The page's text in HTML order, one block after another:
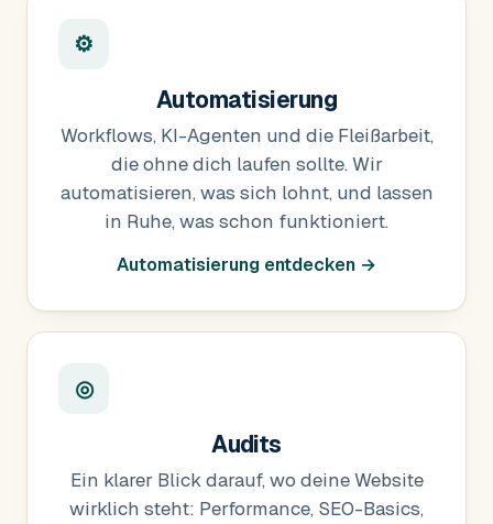
⚙
Automatisierung
Workflows, KI-Agenten und die Fleißarbeit,
die ohne dich laufen sollte. Wir
automatisieren, was sich lohnt, und lassen
in Ruhe, was schon funktioniert.
Automatisierung entdecken →
◎
Audits
Ein klarer Blick darauf, wo deine Website
wirklich steht: Performance, SEO-Basics,